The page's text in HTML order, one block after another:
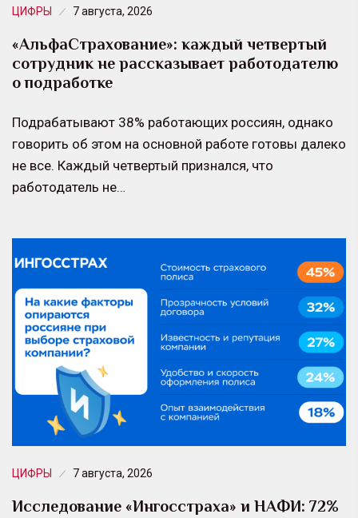
ЦИФРЫ 7 августа, 2026
«АльфаСтрахование»: каждый четвертый
сотрудник не рассказывает работодателю
о подработке
Подрабатывают 38% работающих россиян, однако
говорить об этом на основной работе готовы далеко
не все. Каждый четвертый признался, что
работодатель не…
ЦИФРЫ 7 августа, 2026
Исследование «Ингосстраха» и НАФИ: 72%